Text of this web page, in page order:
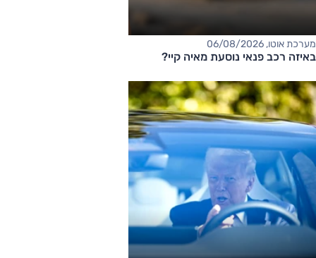
מערכת אוטו, 06/08/2026
באיזה רכב פנאי נוסעת מאיה קיי?